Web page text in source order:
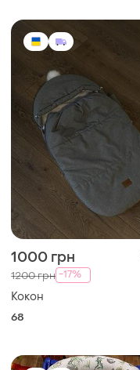
1000 грн
1200 грн -17%
Кокон
68